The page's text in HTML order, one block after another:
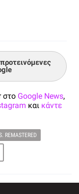
στο Google News,
και κάντε
REMASTERED